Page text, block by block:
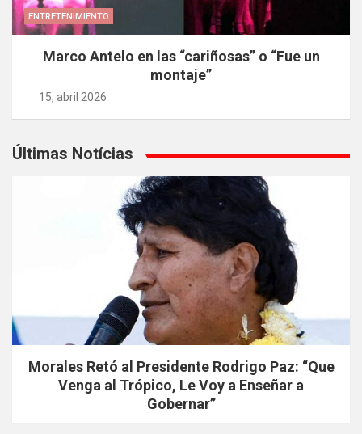
ENTRETENIMIENTO
Marco Antelo en las “cariñosas” o “Fue un
montaje”
15, abril 2026
Últimas Notícias
Morales Retó al Presidente Rodrigo Paz: “Que
Venga al Trópico, Le Voy a Enseñar a
Gobernar”